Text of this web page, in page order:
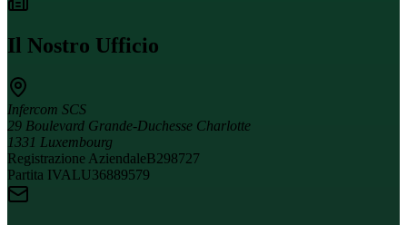
Il Nostro Ufficio
Infercom SCS
29 Boulevard Grande-Duchesse Charlotte
1331 Luxembourg
Registrazione AziendaleB298727
Partita IVALU36889579